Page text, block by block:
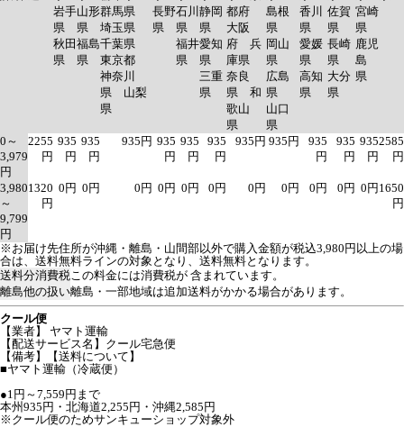
岩手
県
秋田
県
山形
県
福島
県
群馬県
埼玉県
千葉県
東京都
神奈川
県 山梨
県
長野
県
石川
県
福井
県
静岡
県
愛知
県
三重
県
都府
大阪
府 兵
庫県
奈良
県 和
歌山
県
島根
県
岡山
県
広島
県
山口
県
香川
県
愛媛
県
高知
県
佐賀
県
長崎
県
大分
県
宮崎
県
鹿児
島
県
0～
3,979
円
2255
円
935
円
935
円
935円 935
円
935
円
935
円
935円 935円
935
円
935
円
935
円
2585
円
3,980
～
9,799
円
1320
円
0円 0円 0円 0円 0円 0円 0円 0円 0円 0円 0円1650
円
※お届け先住所が沖縄・離島・山間部以外で購入金額が税込3,980円以上の場
合は、送料無料ラインの対象となり、送料無料となります。
送料分消費税 この料金には消費税が 含まれています。
離島他の扱い離島・一部地域は追加送料がかかる場合があります。
クール便
【業者】 ヤマト運輸
【配送サービス名】クール宅急便
【備考】【送料について】
■ヤマト運輸（冷蔵便）
●1円～7,559円まで
本州935円・北海道2,255円・沖縄2,585円
※クール便のためサンキューショップ対象外